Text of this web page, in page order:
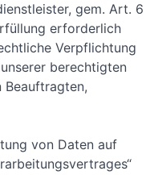
gem. Art. 6
erforderlich
Verpflichtung
berechtigten
Beauftragten,
von Daten auf